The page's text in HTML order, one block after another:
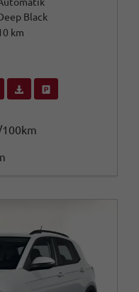
Black
km
Wir rufen Sie anFahrzeugexposé (PDF)